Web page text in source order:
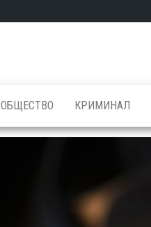
ОБЩЕСТВО КРИМИНАЛ